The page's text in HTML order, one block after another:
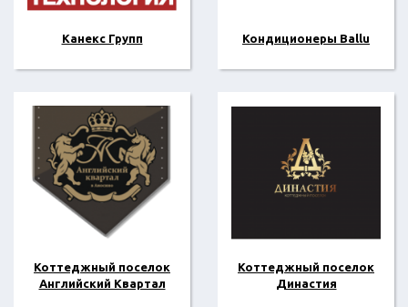
Канекс Групп Кондиционеры Ballu
Коттеджный поселок
Английский Квартал
Коттеджный поселок
Династия